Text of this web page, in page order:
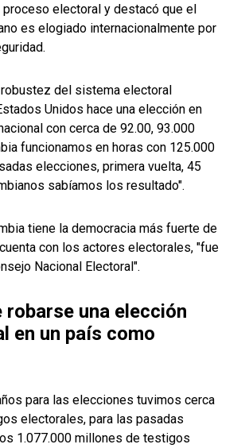
proceso electoral y destacó que el
es elogiado internacionalmente por
del sistema electoral
Unidos hace una elección en
con cerca de 92.00, 93.000
funcionamos en horas con 125.000
elecciones, primera vuelta, 45
sabíamos los resultado".
tiene la democracia más fuerte de
con los actores electorales, "fue
Nacional Electoral".
robarse una elección
en un país como
para las elecciones tuvimos cerca
electorales, para las pasadas
1.077.000 millones de testigos